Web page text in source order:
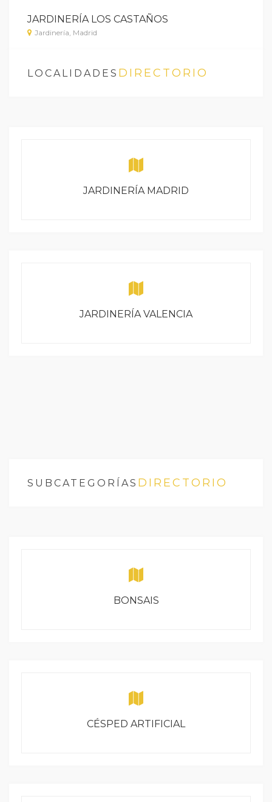
JARDINERÍA LOS CASTAÑOS
Jardinería, Madrid
LOCALIDADES DIRECTORIO
JARDINERÍA MADRID
JARDINERÍA VALENCIA
SUBCATEGORÍAS DIRECTORIO
BONSAIS
CÉSPED ARTIFICIAL